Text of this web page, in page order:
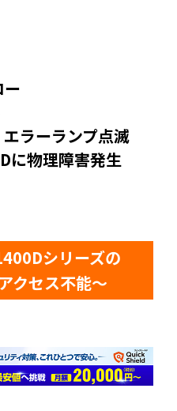
ラーランプ点滅
に物理障害発生
シリーズの
クセス不能～